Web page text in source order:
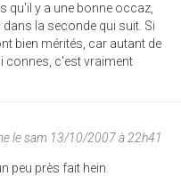
qu'il y a une bonne occaz,
dans la seconde qui suit. Si
bien mérités, car autant de
connes, c'est vraiment
le sam 13/10/2007 à 22h41
peu près fait hein.